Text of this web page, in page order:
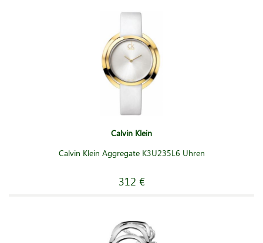
Calvin Klein
Calvin Klein Aggregate K3U235L6 Uhren
312 €